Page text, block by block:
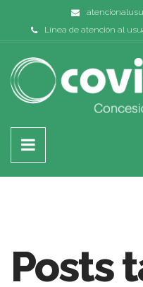
Línea de atención al
Posts